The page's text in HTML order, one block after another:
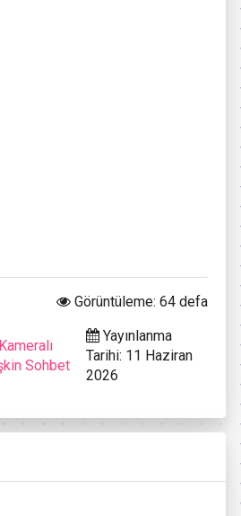
Görüntüleme: 64 defa
Kameralı
Sohbet
Yayınlanma
Tarihi: 11 Haziran
2026